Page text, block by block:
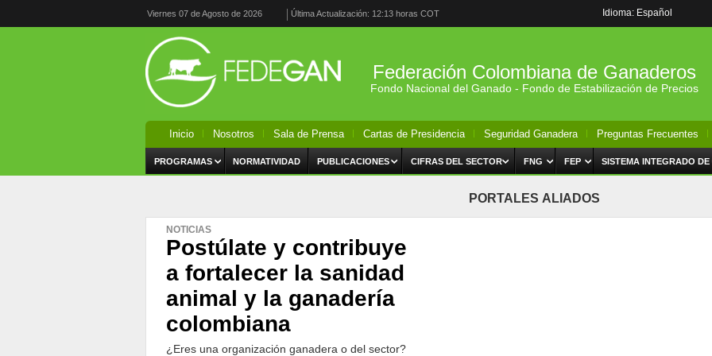
Viernes 07 de Agosto de 2026 Última Actualización: 12:13 horas COT Idioma: Español
Federación Colombiana de Ganaderos
Fondo Nacional del Ganado - Fondo de Estabilización de Precios
Inicio Nosotros Sala de Prensa Cartas de Presidencia Seguridad Ganadera Preguntas Frecuentes
PROGRAMAS NORMATIVIDAD PUBLICACIONES CIFRAS DEL SECTOR FNG FEP SISTEMA INTEGRADO DE
PORTALES ALIADOS
NOTICIAS
Postúlate y contribuye
a fortalecer la sanidad
animal y la ganadería
colombiana
¿Eres una organización ganadera o del sector?